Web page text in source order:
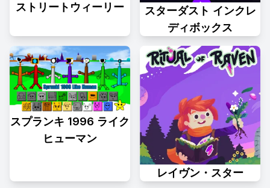
ストリートウィーリー
スターダスト インクレ
ディボックス
スプランキ 1996 ライク
ヒューマン
レイヴン・スター